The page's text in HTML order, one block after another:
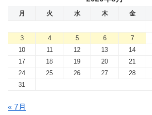
月 火 水 木 金
3
4 5 6 7
10
11 12 13 14
17
18 19 20 21
24
25 26 27 28
31
« 7月